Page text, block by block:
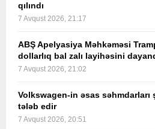
qılındı
7 Avqust 2026, 21:17
ABŞ Apelyasiya Məhkəməsi
dollarlıq bal zalı layihəsini
7 Avqust 2026, 21:02
Volkswagen-in əsas
tələb edir
7 Avqust 2026, 20:51